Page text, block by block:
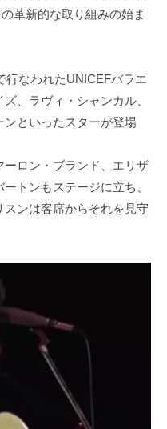
革新的な取り組みの始ま
行なわれたUNICEFバラエ
、ラヴィ・シャンカル、
といったスターが登場
ロン・ブランド、エリザ
トンもステージに立ち、
ンは客席からそれを見守